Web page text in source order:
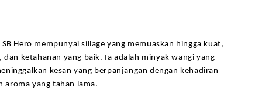
Hero mempunyai sillage yang memuaskan hingga kuat,
dan ketahanan yang baik. Ia adalah minyak wangi yang
kesan yang berpanjangan dengan kehadiran
aroma yang tahan lama.